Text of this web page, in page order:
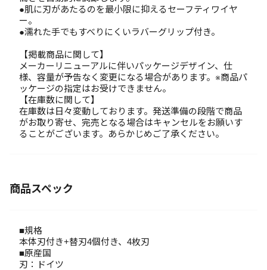
●肌に刃があたるのを最小限に抑えるセーフティワイヤ
ー。
●濡れた手でもすべりにくいラバーグリップ付き。
【掲載商品に関して】
メーカーリニューアルに伴いパッケージデザイン、仕
様、容量が予告なく変更になる場合があります。※商品パ
ッケージの指定はお受けできません。
【在庫数に関して】
在庫数は日々変動しております。発送準備の段階で商品
がお取り寄せ、完売となる場合はキャンセルをお願いす
ることがございます。あらかじめご了承ください。
商品スペック
■規格
本体刃付き+替刃4個付き、4枚刃
■原産国
刃：ドイツ